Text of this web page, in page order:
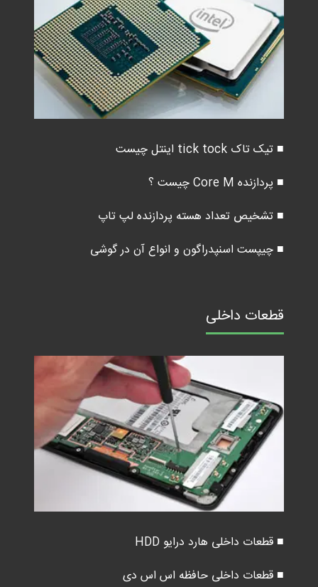
■ تیک تاک tick tock اینتل چیست
■ پردازنده Core M چیست ؟
■ تشخیص تعداد هسته پردازنده لپ تاپ
■ چیپست اسنپدراگون و انواع آن در گوشی
قطعات داخلی
■ قطعات داخلی هارد درایو HDD
■ قطعات داخلی حافظه اس اس دی